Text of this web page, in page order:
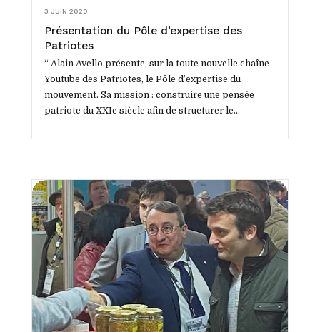
3 JUIN 2020
Présentation du Pôle d’expertise des
Patriotes
“ Alain Avello présente, sur la toute nouvelle chaîne
Youtube des Patriotes, le Pôle d’expertise du
mouvement. Sa mission : construire une pensée
patriote du XXIe siècle afin de structurer le...